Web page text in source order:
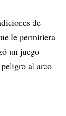
de
le permitiera
un juego
al arco